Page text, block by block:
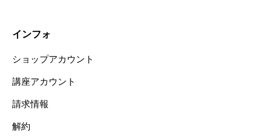
インフォ
ショップアカウント
講座アカウント
請求情報
解約